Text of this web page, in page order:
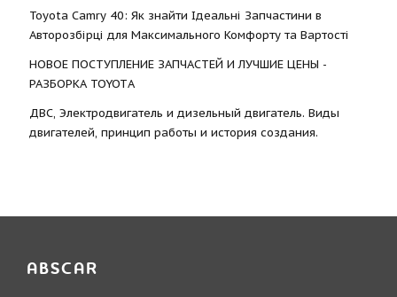
Toyota Camry 40: Як знайти Ідеальні Запчастини в
Авторозбірці для Максимального Комфорту та Вартості
НОВОЕ ПОСТУПЛЕНИЕ ЗАПЧАСТЕЙ И ЛУЧШИЕ ЦЕНЫ -
РАЗБОРКА TOYOTА
ДВС, Электродвигатель и дизельный двигатель. Виды
двигателей, принцип работы и история создания.
ABSCAR